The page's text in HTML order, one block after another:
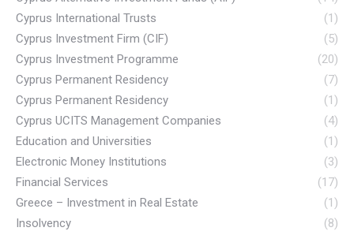
Cyprus International Trusts
(1)
Cyprus Investment Firm (CIF)
(5)
Cyprus Investment Programme
(20)
Cyprus Permanent Residency
(7)
Cyprus Permanent Residency
(1)
Cyprus UCITS Management Companies
(4)
Education and Universities
(1)
Electronic Money Institutions
(3)
Financial Services
(17)
Greece – Investment in Real Estate
(1)
Insolvency
(8)